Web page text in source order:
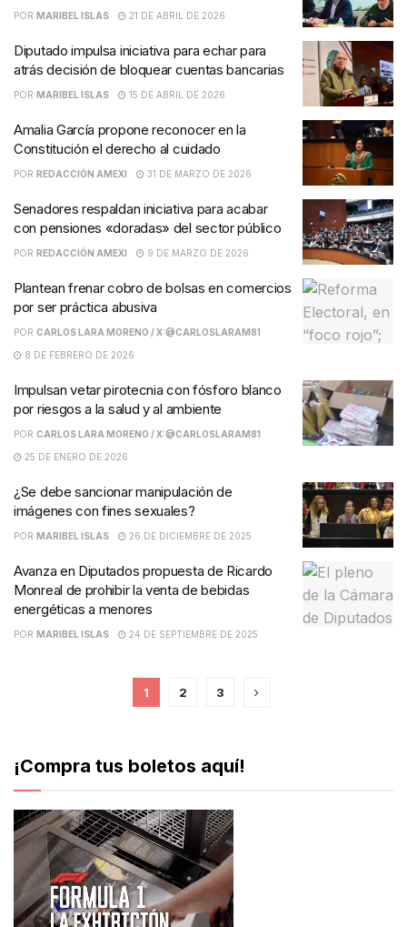
POR MARIBEL ISLAS 21 DE ABRIL DE 2026
Diputado impulsa iniciativa para echar para
atrás decisión de bloquear cuentas bancarias
POR MARIBEL ISLAS 15 DE ABRIL DE 2026
Amalia García propone reconocer en la
Constitución el derecho al cuidado
POR REDACCIÓN AMEXI 31 DE MARZO DE 2026
Senadores respaldan iniciativa para acabar
con pensiones «doradas» del sector público
POR REDACCIÓN AMEXI 9 DE MARZO DE 2026
Plantean frenar cobro de bolsas en comercios
por ser práctica abusiva
POR CARLOS LARA MORENO / X:@CARLOSLARAM81
8 DE FEBRERO DE 2026
Impulsan vetar pirotecnia con fósforo blanco
por riesgos a la salud y al ambiente
POR CARLOS LARA MORENO / X:@CARLOSLARAM81
25 DE ENERO DE 2026
¿Se debe sancionar manipulación de
imágenes con fines sexuales?
POR MARIBEL ISLAS 26 DE DICIEMBRE DE 2025
Avanza en Diputados propuesta de Ricardo
Monreal de prohibir la venta de bebidas
energéticas a menores
POR MARIBEL ISLAS 24 DE SEPTIEMBRE DE 2025
1 2 3
¡Compra tus boletos aquí!